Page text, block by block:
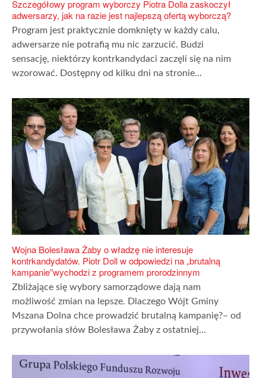
Szczegółowy program wyborczy Piotra Dolla zaskoczył
adwersarzy, jak na razie jest najlepszą ofertą wyborczą?
Program jest praktycznie domknięty w każdy calu,
adwersarze nie potrafią mu nic zarzucić. Budzi
sensację, niektórzy kontrkandydaci zaczęli się na nim
wzorować. Dostępny od kilku dni na stronie...
Wojna Bolesława Żaby o władzę nie interesuje
kontrkandydatów. Piotr Doll w odpowiedzi na „brutalną
kampanie”wychodzi z programem prorodzinnym
Zbliżające się wybory samorządowe dają nam
możliwość zmian na lepsze. Dlaczego Wójt Gminy
Mszana Dolna chce prowadzić brutalną kampanię?– od
przywołania słów Bolesława Żaby z ostatniej...